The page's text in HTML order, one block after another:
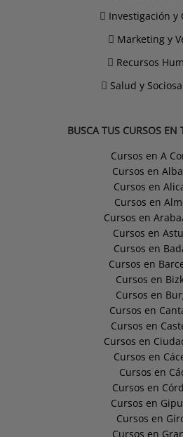
Investigación y
Marketing y
Recursos
Salud y
BUSCA TUS CURSOS EN
Cursos en A
Cursos en
Cursos en
Cursos en
Cursos en
Cursos en
Cursos en
Cursos en
Cursos en
Cursos en
Cursos en
Cursos en
Cursos en
Cursos en
Cursos en
Cursos en
Cursos en
Cursos en
Cursos en